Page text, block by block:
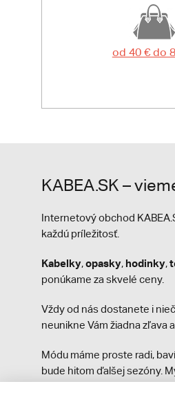
od 40 € do
KABEA.SK –
Internetový obchod
každú príležitosť.
Kabelky,opasky, hodinky,
ponúkame za skvelé ceny.
Vždy od nás dostanete i
neunikne Vám žiadna zľava
Módu máme proste radi,
bude hitom ďalšej sezóny.